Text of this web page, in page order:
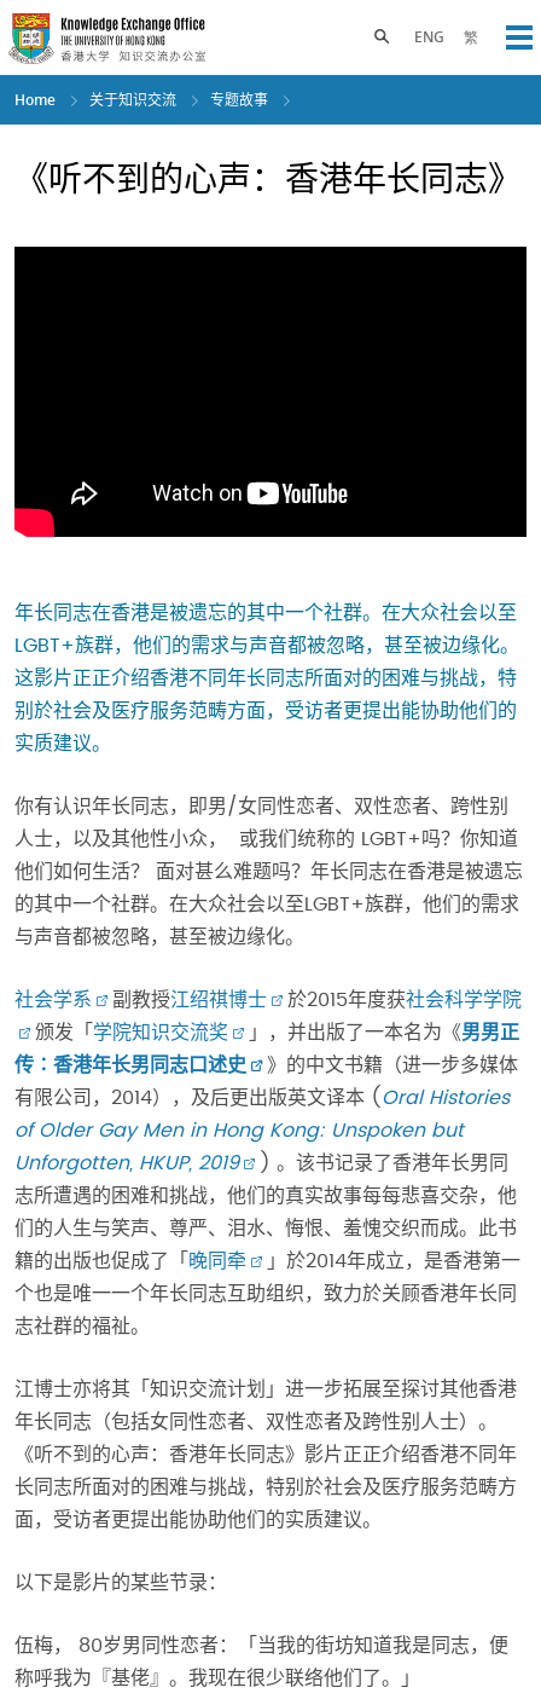
Skip
to
main
content
ENG 繁
Toggle search panel
Home 关于知识交流 专题故事
《听不到的心声：香港年长同志》
年长同志在香港是被遗忘的其中一个社群。在大众社会以至
LGBT+族群，他们的需求与声音都被忽略，甚至被边缘化。
这影片正正介绍香港不同年长同志所面对的困难与挑战，特
别於社会及医疗服务范畴方面，受访者更提出能协助他们的
实质建议。
你有认识年长同志，即男/女同性恋者、双性恋者、跨性别
人士，以及其他性小众， 或我们统称的 LGBT+吗？你知道
他们如何生活？ 面对甚么难题吗？年长同志在香港是被遗忘
的其中一个社群。在大众社会以至LGBT+族群，他们的需求
与声音都被忽略，甚至被边缘化。
社会学系 副教授江绍祺博士 於2015年度获社会科学学院
颁发「 学院知识交流奖 」，并出版了一本名为《男男正
传∶香港年长男同志口述史
》的中文书籍（进一步多媒体
有限公司，2014），及后更出版英文译本 ( Oral Histories
of Older Gay Men in Hong Kong: Unspoken but
Unforgotten, HKUP, 2019
) 。该书记录了香港年长男同
志所遭遇的困难和挑战，他们的真实故事每每悲喜交杂，他
们的人生与笑声、尊严、泪水、悔恨、羞愧交织而成。此书
籍的出版也促成了「 晚同牵
」於2014年成立，是香港第一
个也是唯一一个年长同志互助组织，致力於关顾香港年长同
志社群的福祉。
江博士亦将其「知识交流计划」进一步拓展至探讨其他香港
年长同志（包括女同性恋者、双性恋者及跨性别人士）。
《听不到的心声：香港年长同志》影片正正介绍香港不同年
长同志所面对的困难与挑战，特别於社会及医疗服务范畴方
面，受访者更提出能协助他们的实质建议。
以下是影片的某些节录：
伍梅， 80岁男同性恋者：「当我的街坊知道我是同志，便
称呼我为『基佬』。我现在很少联络他们了。」